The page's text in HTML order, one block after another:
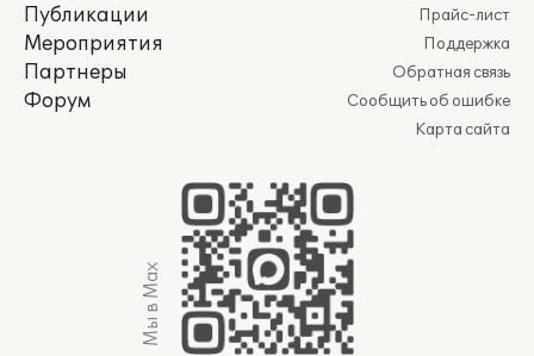
Публикации
Мероприятия
Партнеры
Форум
Прайс-лист
Поддержка
Обратная связь
Сообщить об ошибке
Карта сайта
Мы в Max